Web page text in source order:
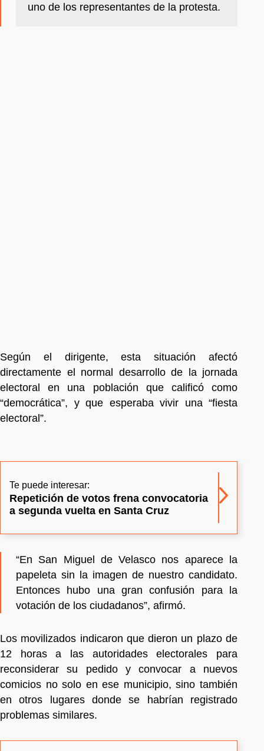
uno de los representantes de la protesta.
Según el dirigente, esta situación afectó
directamente el normal desarrollo de la jornada
electoral en una población que calificó como
“democrática”, y que esperaba vivir una “fiesta
electoral”.
Te puede interesar:
Repetición de votos frena convocatoria
a segunda vuelta en Santa Cruz
“En San Miguel de Velasco nos aparece la
papeleta sin la imagen de nuestro candidato.
Entonces hubo una gran confusión para la
votación de los ciudadanos”, afirmó.
Los movilizados indicaron que dieron un plazo de
12 horas a las autoridades electorales para
reconsiderar su pedido y convocar a nuevos
comicios no solo en ese municipio, sino también
en otros lugares donde se habrían registrado
problemas similares.